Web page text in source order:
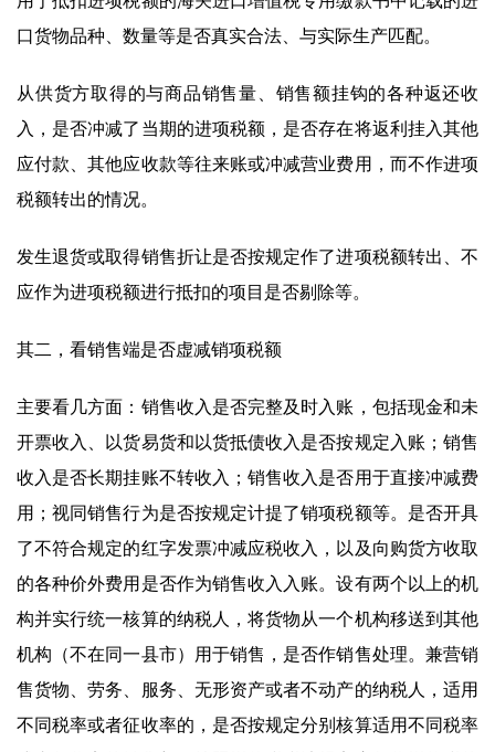
口货物品种、数量等是否真实合法、与实际生产匹配。
从供货方取得的与商品销售量、销售额挂钩的各种返还收
入，是否冲减了当期的进项税额，是否存在将返利挂入其他
应付款、其他应收款等往来账或冲减营业费用，而不作进项
税额转出的情况。
发生退货或取得销售折让是否按规定作了进项税额转出、不
应作为进项税额进行抵扣的项目是否剔除等。
其二，看销售端是否虚减销项税额
主要看几方面：销售收入是否完整及时入账，包括现金和未
开票收入、以货易货和以货抵债收入是否按规定入账；销售
收入是否长期挂账不转收入；销售收入是否用于直接冲减费
用；视同销售行为是否按规定计提了销项税额等。是否开具
了不符合规定的红字发票冲减应税收入，以及向购货方收取
的各种价外费用是否作为销售收入入账。设有两个以上的机
构并实行统一核算的纳税人，将货物从一个机构移送到其他
机构（不在同一县市）用于销售，是否作销售处理。兼营销
售货物、劳务、服务、无形资产或者不动产的纳税人，适用
不同税率或者征收率的，是否按规定分别核算适用不同税率